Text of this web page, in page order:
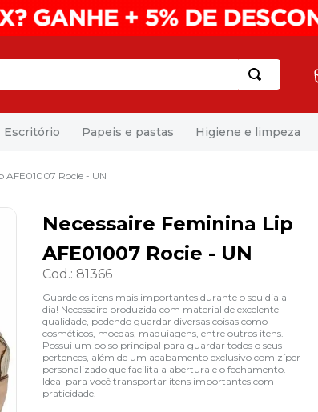
Escritório Papeis e pastas Higiene e limpeza
AFE01007 Rocie - UN
Necessaire Feminina Lip
AFE01007 Rocie - UN
Cod.: 81366
Guarde os itens mais importantes durante o seu dia a
dia! Necessaire produzida com material de excelente
qualidade, podendo guardar diversas coisas como
cosméticos, moedas, maquiagens, entre outros itens.
Possui um bolso principal para guardar todos o seus
pertences, além de um acabamento exclusivo com zíper
personalizado que facilita a abertura e o fechamento.
Ideal para você transportar itens importantes com
praticidade.